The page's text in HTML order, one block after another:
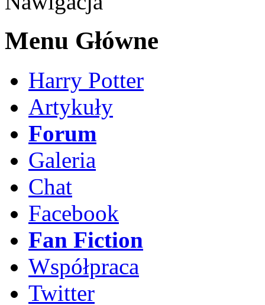
Menu Główne
Harry Potter
Artykuły
Forum
Galeria
Chat
Facebook
Fan Fiction
Współpraca
Twitter